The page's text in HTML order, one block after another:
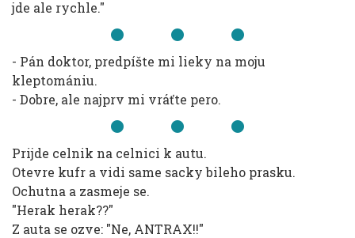
jde ale rychle."
- Pán doktor, predpíšte mi lieky na moju
kleptomániu.
- Dobre, ale najprv mi vráťte pero.
Prijde celnik na celnici k autu.
Otevre kufr a vidi same sacky bileho prasku.
Ochutna a zasmeje se.
"Herak herak??"
Z auta se ozve: "Ne, ANTRAX!!"